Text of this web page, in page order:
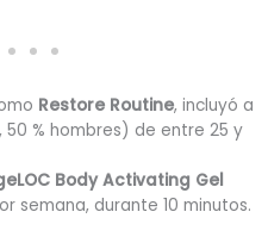
Restore Routine, incluyó a
% hombres) de entre 25 y
Body Activating Gel
semana, durante 10 minutos.